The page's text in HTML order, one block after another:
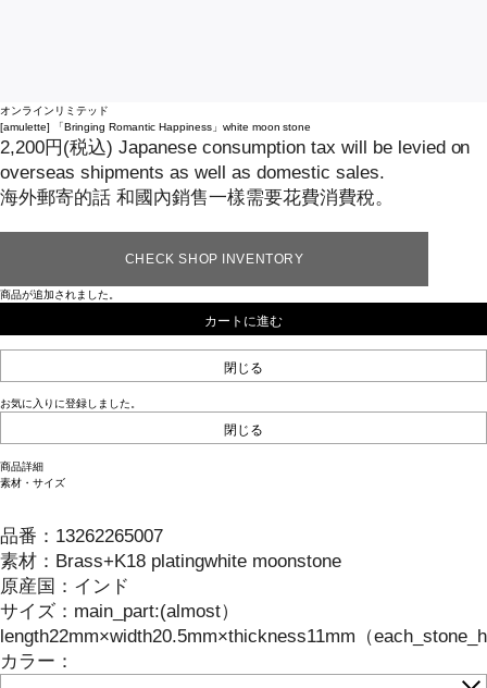
オンラインリミテッド
[amulette] 「Bringing Romantic Happiness」white moon stone
2,200円 (税込) Japanese consumption tax will be levied on
overseas shipments as well as domestic sales.
海外郵寄的話 和國內銷售一樣需要花費消費稅。
CHECK SHOP INVENTORY
商品が追加されました。
カートに進む
閉じる
お気に入りに登録しました。
閉じる
商品詳細
素材・サイズ
品番： 13262265007
素材： Brass+K18 platingwhite moonstone
原産国： インド
サイズ： main_part:(almost）
length22mm×width20.5mm×thickness11mm（
カラー：